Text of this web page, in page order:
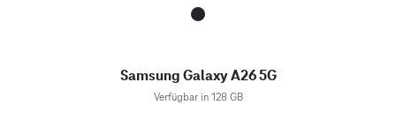
Samsung Galaxy A26 5G
Verfügbar in 128 GB